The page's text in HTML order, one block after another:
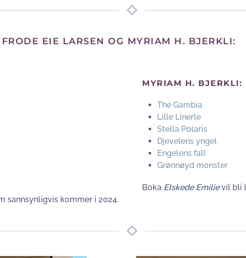
EIE LARSEN OG MYRIAM H. BJERKLI:
sannsynligvis kommer i 2024.
MYRIAM H. BJERKLI:
The Gambia
Lille Linerle
Stella Polaris
Djevelens yngel
Engelens fall
Grønnøyd monster
Boka Elskede Emilievil bli